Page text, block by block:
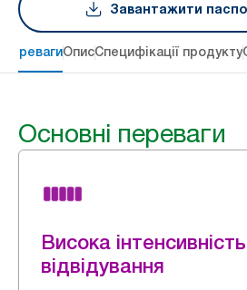
Завантажити
перевагиОписСпецифікації продукту
Основні переваги
Висока інтенсивність
відвідування